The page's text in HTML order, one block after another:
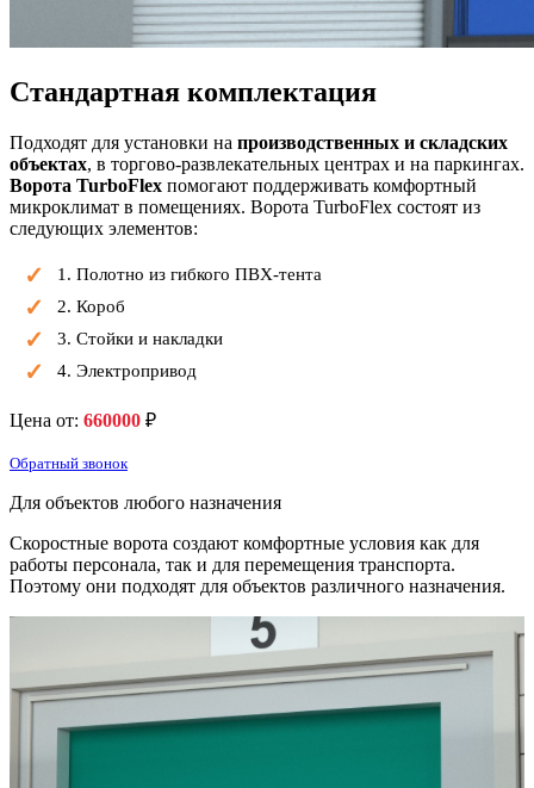
Стандартная комплектация
Подходят для установки на производственных и складских
объектах, в торгово-развлекательных центрах и на паркингах.
Ворота TurboFlex помогают поддерживать комфортный
микроклимат в помещениях. Ворота TurboFlex состоят из
следующих элементов:
1. Полотно из гибкого ПВХ-тента
2. Короб
3. Стойки и накладки
4. Электропривод
Цена от: 660000 ₽
Обратный звонок
Для объектов любого назначения
Скоростные ворота создают комфортные условия как для
работы персонала, так и для перемещения транспорта.
Поэтому они подходят для объектов различного назначения.